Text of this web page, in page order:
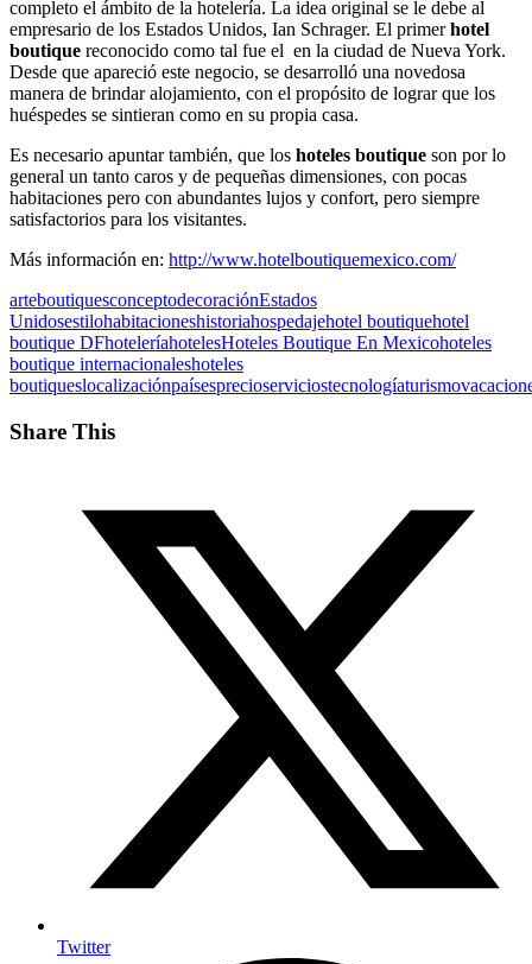
completo el ámbito de la hotelería. La idea original se le debe al
empresario de los Estados Unidos, Ian Schrager. El primerhotel
boutique reconocido como tal fue el en la ciudad de Nueva York.
Desde que apareció este negocio, se desarrolló una novedosa
manera de brindar alojamiento, con el propósito de lograr que los
huéspedes se sintieran como en su propia casa.
Es necesario apuntar también, que los hoteles boutique son por lo
general un tanto caros y de pequeñas dimensiones, con pocas
habitaciones pero con abundantes lujos y confort, pero siempre
satisfactorios para los visitantes.
Más información en: http://www.hotelboutiquemexico.com/
arteboutiquesconceptodecoraciónEstados
Unidosestilohabitacioneshistoriahospedajehotel boutiquehotel
boutique DFhoteleríahotelesHoteles Boutique En Mexicohoteles
boutique internacionaleshoteles
boutiqueslocalizaciónpaísesprecioserviciostecnologíaturismo
Share This
Twitter